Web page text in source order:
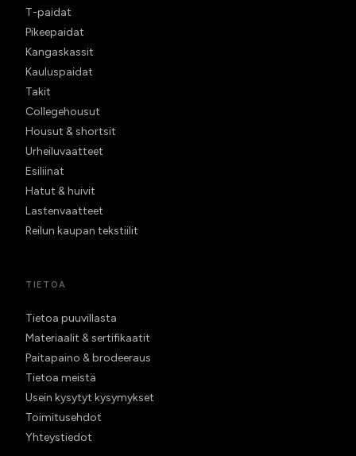
T-paidat
Pikeepaidat
Kangaskassit
Kauluspaidat
Takit
Collegehousut
Housut & shortsit
Urheiluvaatteet
Esiliinat
Hatut & huivit
Lastenvaatteet
Reilun kaupan tekstiilit
TIETOA
Tietoa puuvillasta
Materiaalit & sertifikaatit
Paitapaino & brodeeraus
Tietoa meistä
Usein kysytyt kysymykset
Toimitusehdot
Yhteystiedot